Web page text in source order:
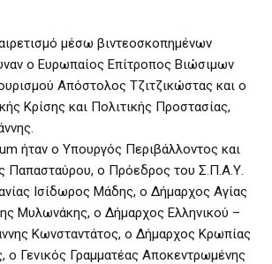
μέσω βιντεοσκοπημένων
ο Ευρωπαίος Επίτροπος Βιώσιμων
Απόστολος Τζιτζικώστας και ο
Κρίσης και Πολιτικής Προστασίας,
ήταν ο Υπουργός Περιβάλλοντος και
Παπασταύρου, ο Πρόεδρος του Σ.Π.Α.Υ.
Ισίδωρος Μάδης, ο Δήμαρχος Αγίας
Μυλωνάκης, ο Δήμαρχος Ελληνικού –
Κωνσταντάτος, ο Δήμαρχος Κρωπίας
ο Γενικός Γραμματέας Αποκεντρωμένης